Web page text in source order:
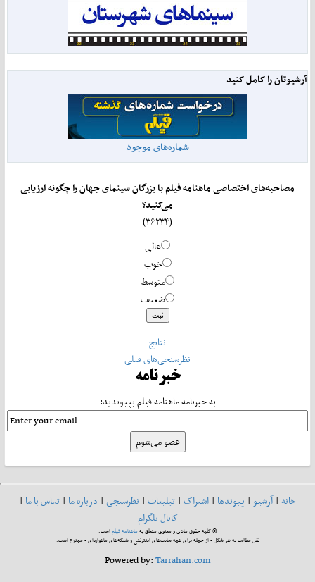
آرشیوتان را کامل کنید
شماره‌های موجود
مصاحبه‌های اختصاصی ماهنامه فیلم با بزرگان سینمای جهان را چگونه ارزیابی
می‌کنید؟
عالی
خوب
متوسط
ضعیف
نتایج
نظرسنجی‌های قبلی
خبرنامه
به خبرنامه ماهنامه فیلم بپیوندید:
خانه|آرشیو| پیوندها| اشتراک| تبلیغات| نظرسنجی| درباره ما| تماس با ما|
کانال تلگرام
© کلیه حقوق مادی و معنوی متعلق بهماهنامه فیلماست.
نقل مطالب به هر شکل - از جمله برای همه سایت‌های اینترنتی و شبکه‌های ماهواره‌ای - ممنوع است.
Powered by:Tarrahan.com